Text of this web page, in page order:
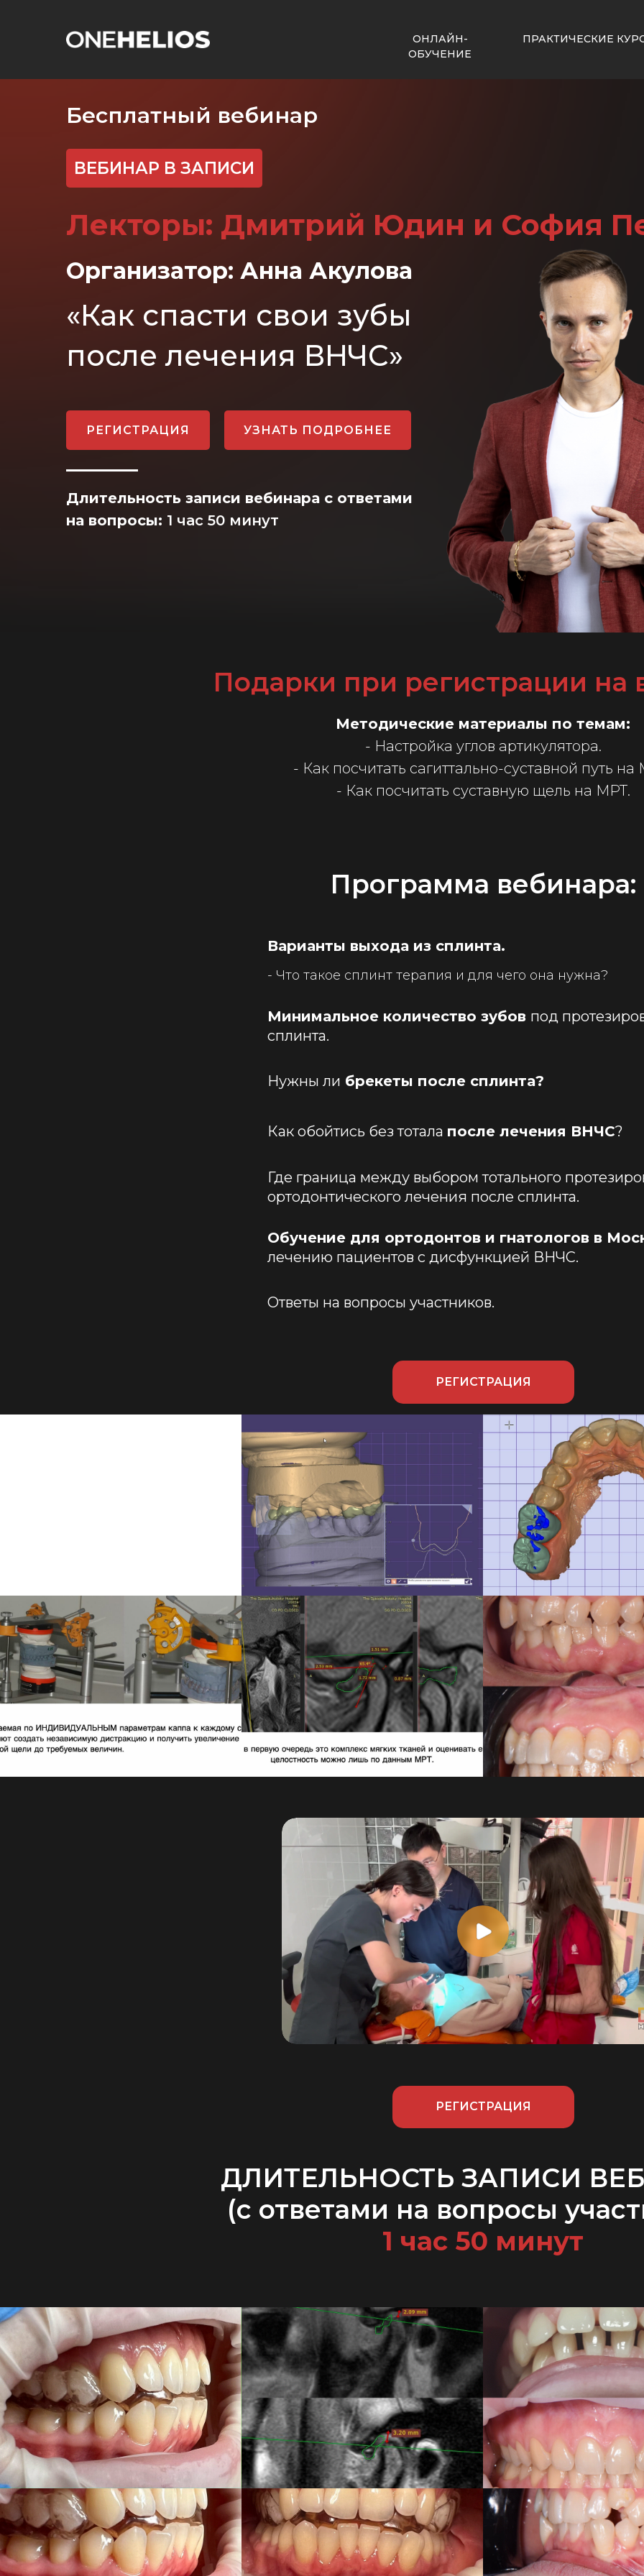
ОНЛАЙН-
ОБУЧЕНИЕ
ПРАКТИЧЕСКИЕ
Бесплатный вебинар
ВЕБИНАР В ЗАПИСИ
Лекторы: Дмитрий Юдин и София
«Как спасти свои зубы
после лечения ВНЧС»
РЕГИСТРАЦИЯ
Длительность записи вебинара с ответами
на вопросы: 1 час 50 минут
УЗНАТЬ ПОДРОБНЕЕ
Организатор: Анна Акулова
Подарки при регистрации на
Методические материалы по темам:
- Настройка углов артикулятора.
- Как посчитать сагиттально-суставной путь на
- Как посчитать суставную щель на МРТ.
Программа вебинара:
Варианты выхода из сплинта.
- Что такое сплинт терапия и для чего она нужна?
Минимальное количество зубов под
сплинта.
Нужны ли брекеты после сплинта?
Как обойтись без тотала после лечения ВНЧС?
Где граница между выбором тотального
ортодонтического лечения после сплинта.
Обучение для ортодонтов и гнатологов в
лечению пациентов с дисфункцией ВНЧС.
Ответы на вопросы участников.
РЕГИСТРАЦИЯ
РЕГИСТРАЦИЯ
ДЛИТЕЛЬНОСТЬ ЗАПИСИ
(с ответами на вопросы
1 час 50 минут